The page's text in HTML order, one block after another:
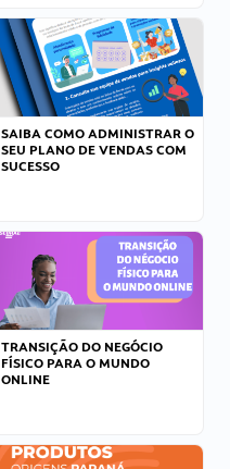
SAIBA COMO ADMINISTRAR O
SEU PLANO DE VENDAS COM
SUCESSO
TRANSIÇÃO DO NEGÓCIO
FÍSICO PARA O MUNDO
ONLINE